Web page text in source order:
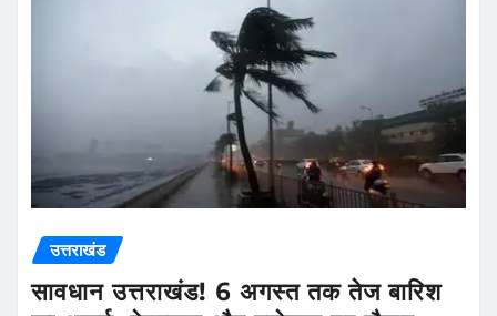
उत्तराखंड
सावधान उत्तराखंड! 6 अगस्त तक तेज बारिश